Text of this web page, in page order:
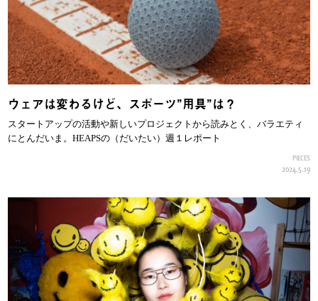
ウェアは変わるけど、スポーツ”用具”は？
スタートアップの活動や新しいプロジェクトから読みとく、バラエティ
にとんだいま。HEAPSの（だいたい）週１レポート
PIECES
2024.5.19